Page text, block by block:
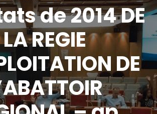
de 2014 DE
LA REGIE
DE